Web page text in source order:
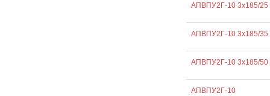
АПВПУ2Г-10 3х185/25
АПВПУ2Г-10 3х185/35
АПВПУ2Г-10 3х185/50
АПВПУ2Г-10